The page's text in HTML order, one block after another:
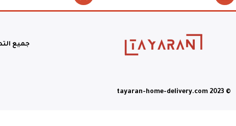
جميع
© tayaran-home-delivery.com 2023